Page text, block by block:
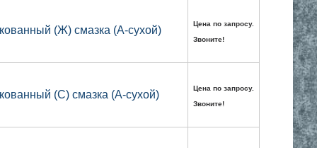
(Ж) смазка (А-сухой)
Цена по запросу.
Звоните!
(С) смазка (А-сухой)
Цена по запросу.
Звоните!